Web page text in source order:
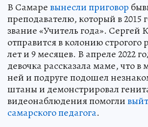
В Самаревынесли приговор
преподавателю, который в 2015
звание «Учитель года». Сергей
отправится в колонию
лет и 9 месяцев. В апреле 2022
девочка рассказала маме, что
ней и подруге подошел
штаны и демонстрировал
видеонаблюдения помогли
самарского педагога.